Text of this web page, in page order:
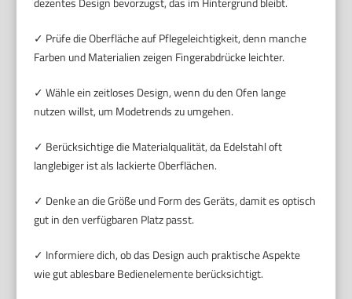
✓ Prüfe die Oberfläche auf Pflegeleichtigkeit, denn manche
Farben und Materialien zeigen Fingerabdrücke leichter.
✓ Wähle ein zeitloses Design, wenn du den Ofen lange
nutzen willst, um Modetrends zu umgehen.
✓ Berücksichtige die Materialqualität, da Edelstahl oft
langlebiger ist als lackierte Oberflächen.
✓ Denke an die Größe und Form des Geräts, damit es optisch
gut in den verfügbaren Platz passt.
✓ Informiere dich, ob das Design auch praktische Aspekte
wie gut ablesbare Bedienelemente berücksichtigt.